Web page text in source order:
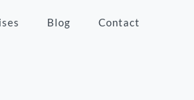
Blog Contact